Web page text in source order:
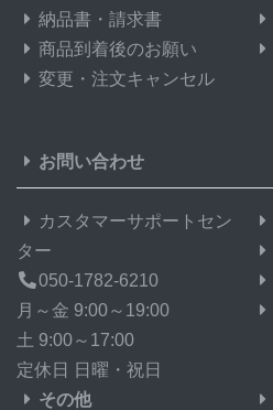
納品書・請求書
商品到着後のお願い
変更・注文キャンセル
お問い合わせ
カスタマーサポートセン
ター
050-1782-6210
月～金 9:00～19:00
土 9:00～17:00
定休日 日曜・祝日
その他